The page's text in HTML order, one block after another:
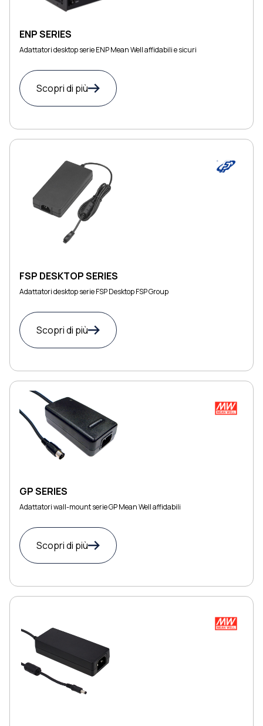
ENP SERIES
Adattatori desktop serie ENP Mean Well affidabili e sicuri
Scopri di più
FSP DESKTOP SERIES
Adattatori desktop serie FSP Desktop FSP Group
Scopri di più
GP SERIES
Adattatori wall-mount serie GP Mean Well affidabili
Scopri di più